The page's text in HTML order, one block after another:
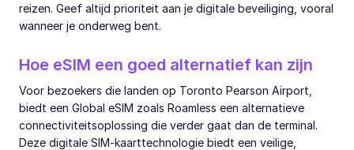
reizen. Geef altijd prioriteit aan je digitale beveiliging, vooral
wanneer je onderweg bent.
Hoe eSIM een goed alternatief kan zijn
Voor bezoekers die landen op Toronto Pearson Airport,
biedt een Global eSIM zoals Roamless een alternatieve
connectiviteitsoplossing die verder gaat dan de terminal.
Deze digitale SIM-kaarttechnologie biedt een veilige,